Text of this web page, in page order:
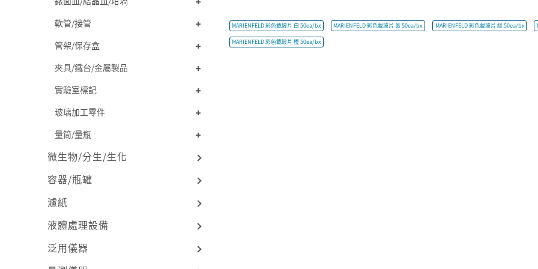
軟管/接管
管架/保存盒
夾具/鐵台/金屬製品
實驗室標記
玻璃加工零件
量筒/量瓶
微生物/分生/生化
容器/瓶罐
濾紙
液體處理設備
泛用儀器
MARIENFELD 彩色載玻片 白 50ea/bx MARIENFELD 彩色載玻片 黃 50ea/bx MARIENFELD 彩色載玻片 綠 50ea/bx
MARIENFELD 彩色載玻片 橙 50ea/bx